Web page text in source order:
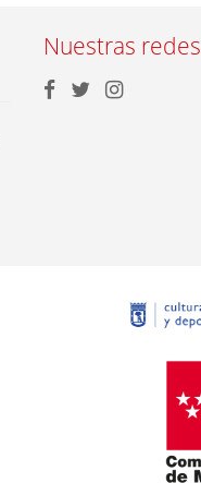
Nuestras redes